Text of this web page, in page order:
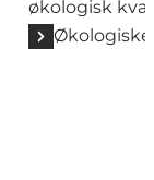
økologisk